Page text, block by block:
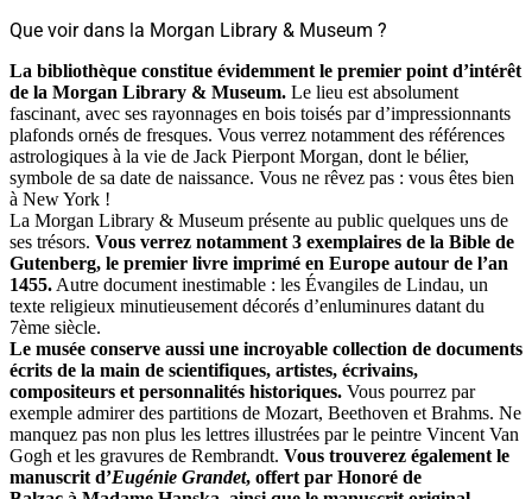
Que voir dans la Morgan Library & Museum ?
La bibliothèque constitue évidemment le premier point d’intérêt
de la Morgan Library & Museum. Le lieu est absolument
fascinant, avec ses rayonnages en bois toisés par d’impressionnants
plafonds ornés de fresques. Vous verrez notamment des références
astrologiques à la vie de Jack Pierpont Morgan, dont le bélier,
symbole de sa date de naissance. Vous ne rêvez pas : vous êtes bien
à New York !
La Morgan Library & Museum présente au public quelques uns de
ses trésors. Vous verrez notamment 3 exemplaires de la Bible de
Gutenberg, le premier livre imprimé en Europe autour de l’an
1455. Autre document inestimable : les Évangiles de Lindau, un
texte religieux minutieusement décorés d’enluminures datant du
7ème siècle.
Le musée conserve aussi une incroyable collection de documents
écrits de la main de scientifiques, artistes, écrivains,
compositeurs et personnalités historiques. Vous pourrez par
exemple admirer des partitions de Mozart, Beethoven et Brahms. Ne
manquez pas non plus les lettres illustrées par le peintre Vincent Van
Gogh et les gravures de Rembrandt. Vous trouverez également le
manuscrit d’Eugénie Grandet, offert par Honoré de